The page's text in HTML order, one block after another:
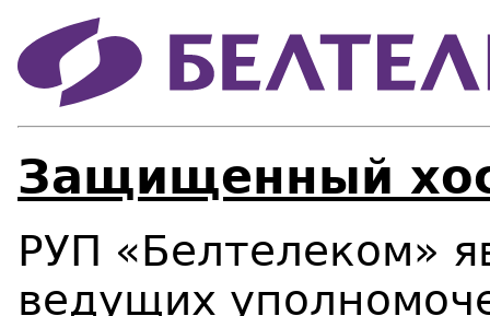
Защищенный
РУП «Белтелеком»
ведущих